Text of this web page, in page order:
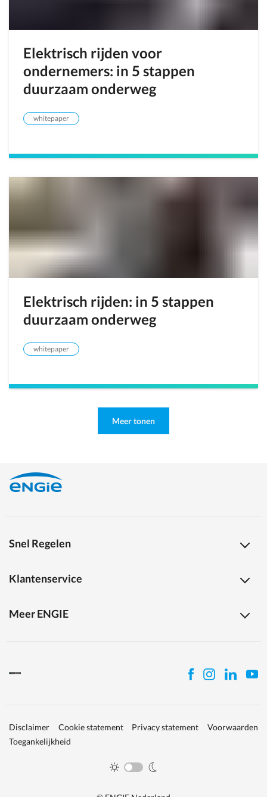
Elektrisch rijden voor
ondernemers: in 5 stappen
duurzaam onderweg
whitepaper
Elektrisch rijden: in 5 stappen
duurzaam onderweg
whitepaper
Meer tonen
Snel Regelen
Klantenservice
Meer ENGIE
Disclaimer Cookie statement Privacy statement
Voorwaarden
Toegankelijkheid